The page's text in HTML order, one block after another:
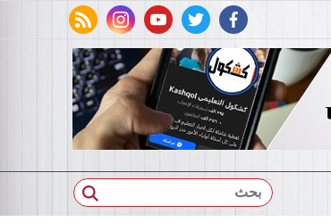
facebook
twitter
youtube
instagram
rss feed
بحث